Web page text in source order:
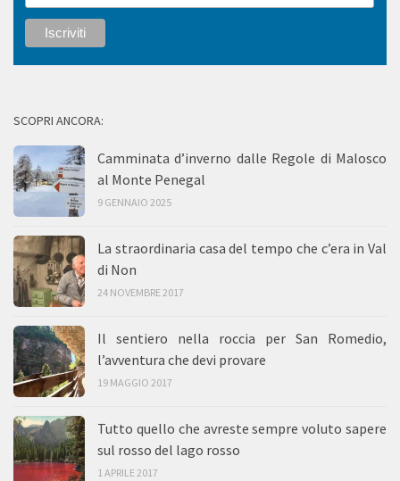
SCOPRI ANCORA:
Camminata d’inverno dalle Regole di Malosco
al Monte Penegal
9 GENNAIO 2025
La straordinaria casa del tempo che c’era in Val
di Non
24 NOVEMBRE 2017
Il sentiero nella roccia per San Romedio,
l’avventura che devi provare
19 MAGGIO 2017
Tutto quello che avreste sempre voluto sapere
sul rosso del lago rosso
1 APRILE 2017